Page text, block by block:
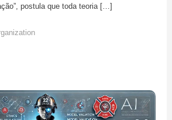
postula que toda teoria […]